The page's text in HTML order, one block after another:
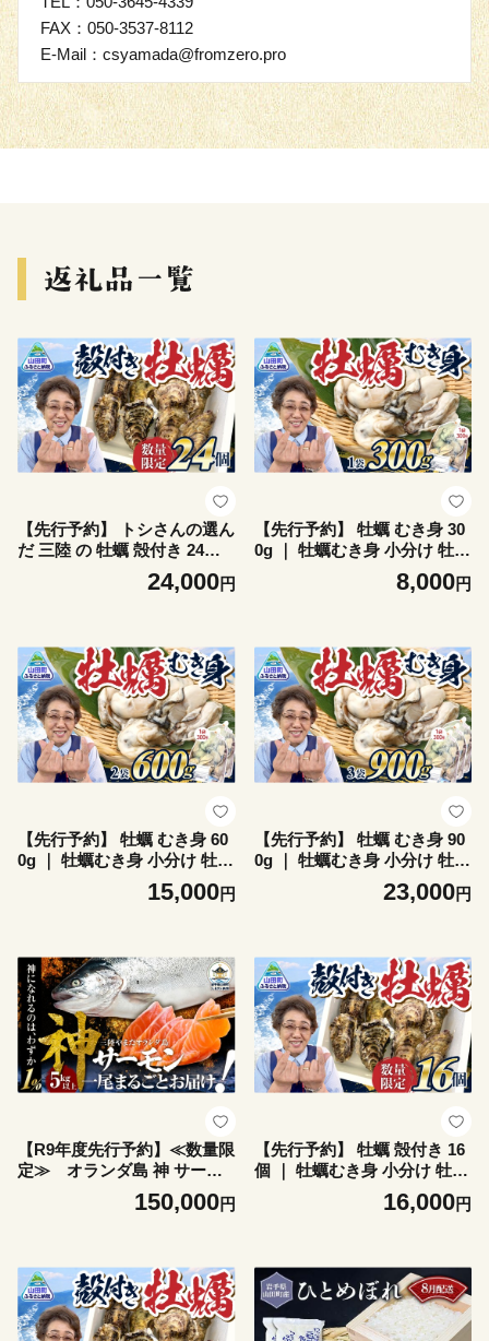
FAX：050-3537-8112
E-Mail：csyamada@fromzero.pro
【先行予約】 トシさんの選ん
だ 三陸 の 牡蠣 殻付き 24個
分け 牡蛎 むき牡蠣 カキ オイ
かき 海鮮 魚介 貝類 海の幸
家庭用 BBQ ｜ KM014-24s
24,000円
【先行予約】 牡蠣 むき身 30
0g ｜ 牡蠣むき身 小分け 牡蛎
むき牡蠣 カキ オイスター 濃
Q ｜ KM015-1s
8,000円
【先行予約】 牡蠣 むき身 60
0g ｜ 牡蠣むき身 小分け 牡蛎
むき牡蠣 カキ オイスター 濃
Q ｜ KM015-2s
15,000円
【先行予約】 牡蠣 むき身 90
0g ｜ 牡蠣むき身 小分け 牡蛎
むき牡蠣 カキ オイスター 濃
Q ｜ KM015-3s
23,000円
【R9年度先行予約】≪数量限
定≫ オランダ島 神 サーモ
ン ×1本（約5kg以上）【三陸
やまだ漁協】三陸山田 山田町
ッチョ 生食 神サーモン ｜ S
M007-r9
150,000円
【先行予約】 牡蠣 殻付き 16
個 ｜ 牡蠣むき身 小分け 牡蛎
むき牡蠣 カキ オイスター 濃
Q ｜ KM014-16s
16,000円